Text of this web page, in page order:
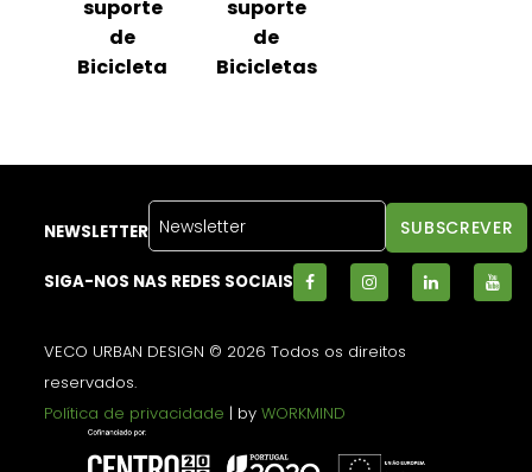
suporte
de
Bicicleta
suporte
de
Bicicletas
NEWSLETTER
SIGA-NOS NAS REDES SOCIAIS
VECO URBAN DESIGN © 2026 Todos os direitos
reservados.
Política de privacidade | byWORKMIND